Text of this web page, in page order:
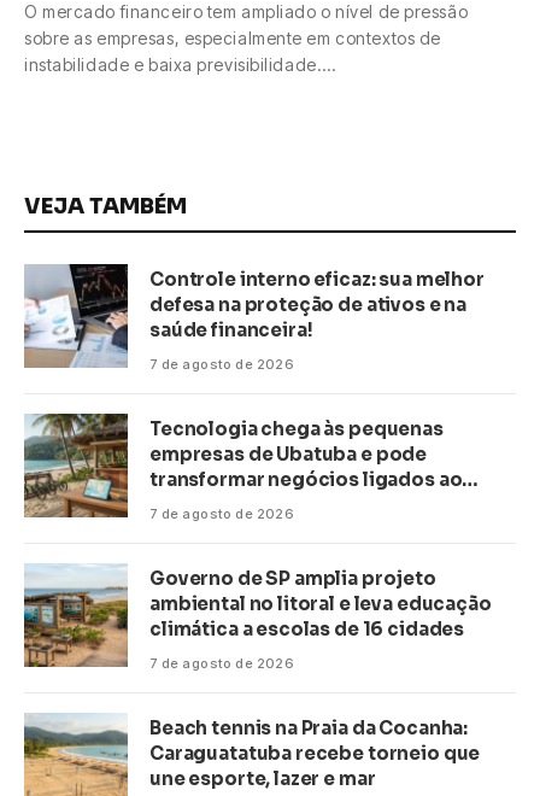
O mercado financeiro tem ampliado o nível de pressão
sobre as empresas, especialmente em contextos de
instabilidade e baixa previsibilidade.…
VEJA TAMBÉM
Controle interno eficaz: sua melhor
defesa na proteção de ativos e na
saúde financeira!
7 de agosto de 2026
Tecnologia chega às pequenas
empresas de Ubatuba e pode
transformar negócios ligados ao
turismo no litoral
7 de agosto de 2026
Governo de SP amplia projeto
ambiental no litoral e leva educação
climática a escolas de 16 cidades
7 de agosto de 2026
Beach tennis na Praia da Cocanha:
Caraguatatuba recebe torneio que
une esporte, lazer e mar